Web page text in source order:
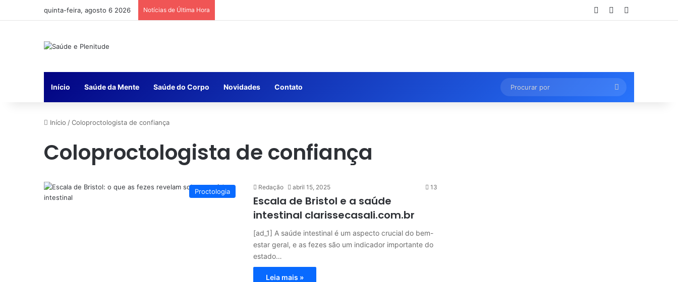
quinta-feira, agosto 6 2026 Notícias de Última Hora Entrar Artigo aleatório
Início Saúde da Mente Saúde do Corpo Novidades Contato
Procurar
por
Início /Coloproctologista de confiança
Coloproctologista de confiança
Proctologia
Redação abril 15, 2025 13
Escala de Bristol e a saúde
intestinal clarissecasali.com.br
[ad_1] A saúde intestinal é um aspecto crucial do bem-
estar geral, e as fezes são um indicador importante do
estado…
Leia mais »